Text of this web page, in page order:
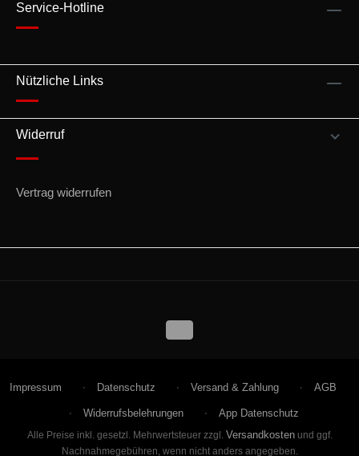
Service-Hotline
Nützliche Links
Widerruf
Vertrag widerrufen
Impressum Datenschutz Versand & Zahlung AGB
Widerrufsbelehrungen App Datenschutz
Alle Preise inkl. gesetzl. Mehrwertsteuer zzgl. Versandkostenund ggf.
Nachnahmegebühren, wenn nicht anders angegeben.